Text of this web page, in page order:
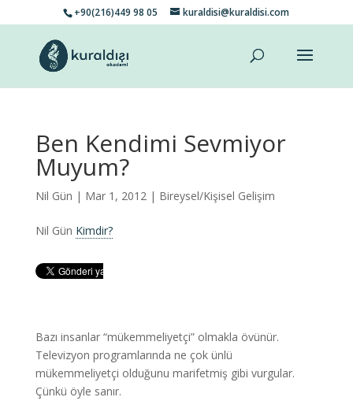
+90(216)449 98 05 kuraldisi@kuraldisi.com
Ben Kendimi Sevmiyor
Muyum?
Nil Gün | Mar 1, 2012 | Bireysel/Kişisel Gelişim
Nil Gün Kimdir?
Bazı insanlar “mükemmeliyetçi” olmakla övünür.
Televizyon programlarında ne çok ünlü
mükemmeliyetçi olduğunu marifetmiş gibi vurgular.
Çünkü öyle sanır.